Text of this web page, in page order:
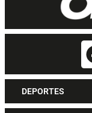
DEPORTES